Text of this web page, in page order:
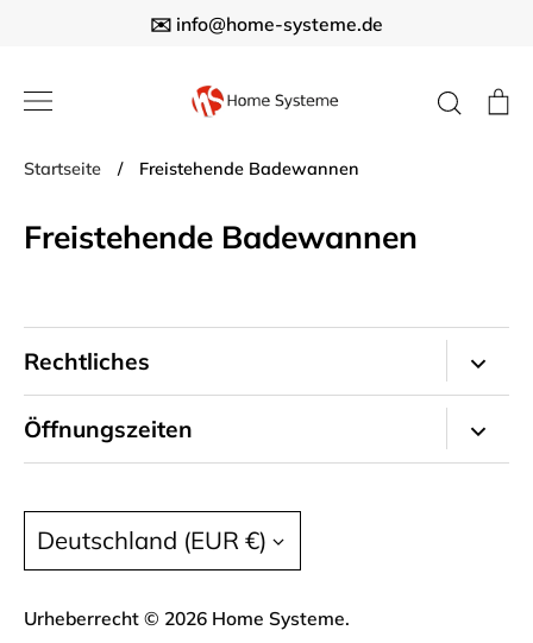
✉️ info@home-systeme.de
Startseite / Freistehende Badewannen
Freistehende Badewannen
Rechtliches
Impressum
Kontakt
Allgemeine Geschäftsbedingungen
Liefer- und Versandkosten
Öffnungszeiten
Montag - Freitag
09:00 - 16:00
Währung
Deutschland (EUR €)
Urheberrecht © 2026 Home Systeme.